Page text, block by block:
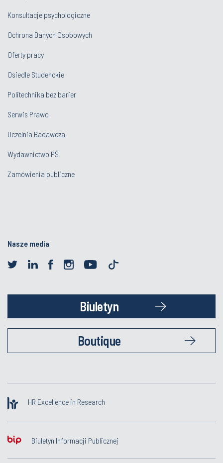
Konsultacje psychologiczne
Ochrona Danych Osobowych
Oferty pracy
Osiedle Studenckie
Politechnika bez barier
Serwis Prawo
Uczelnia Badawcza
Wydawnictwo PŚ
Zamówienia publiczne
Nasze media
Biuletyn
Boutique
HR Excellence in Research
Biuletyn Informacji Publicznej